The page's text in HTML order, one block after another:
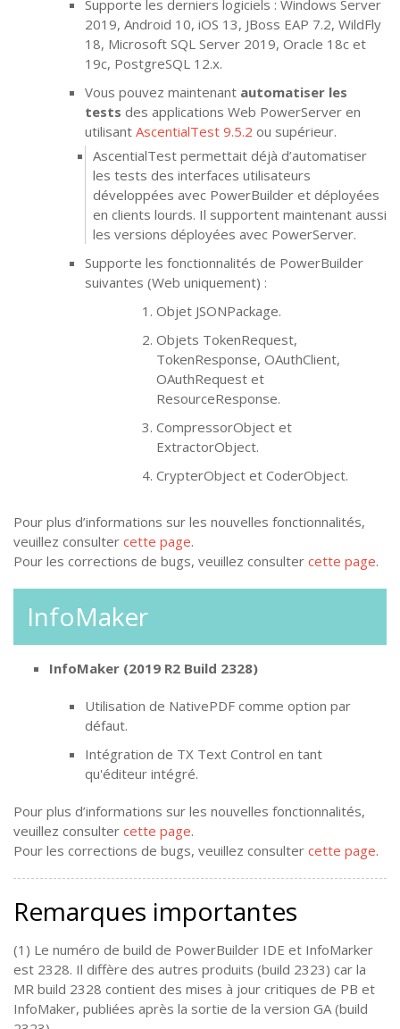
Supporte les derniers logiciels : Windows Server
2019, Android 10, iOS 13, JBoss EAP 7.2, WildFly
18, Microsoft SQL Server 2019, Oracle 18c et
19c, PostgreSQL 12.x.
Vous pouvez maintenant automatiser les
tests des applications Web PowerServer en
utilisant AscentialTest 9.5.2 ou supérieur.
AscentialTest permettait déjà d’automatiser
les tests des interfaces utilisateurs
développées avec PowerBuilder et déployées
en clients lourds. Il supportent maintenant aussi
les versions déployées avec PowerServer.
Supporte les fonctionnalités de PowerBuilder
suivantes (Web uniquement) :
Objet JSONPackage.
Objets TokenRequest,
TokenResponse, OAuthClient,
OAuthRequest et
ResourceResponse.
CompressorObject et
ExtractorObject.
CrypterObject et CoderObject.
Pour plus d’informations sur les nouvelles fonctionnalités,
veuillez consulter cette page.
Pour les corrections de bugs, veuillez consulter cette page.
InfoMaker
InfoMaker (2019 R2 Build 2328)
Utilisation de NativePDF comme option par
défaut.
Intégration de TX Text Control en tant
qu'éditeur intégré.
Pour plus d’informations sur les nouvelles fonctionnalités,
veuillez consulter cette page.
Pour les corrections de bugs, veuillez consulter cette page.
Remarques importantes
(1) Le numéro de build de PowerBuilder IDE et InfoMarker
est 2328. Il diffère des autres produits (build 2323) car la
MR build 2328 contient des mises à jour critiques de PB et
InfoMaker, publiées après la sortie de la version GA (build